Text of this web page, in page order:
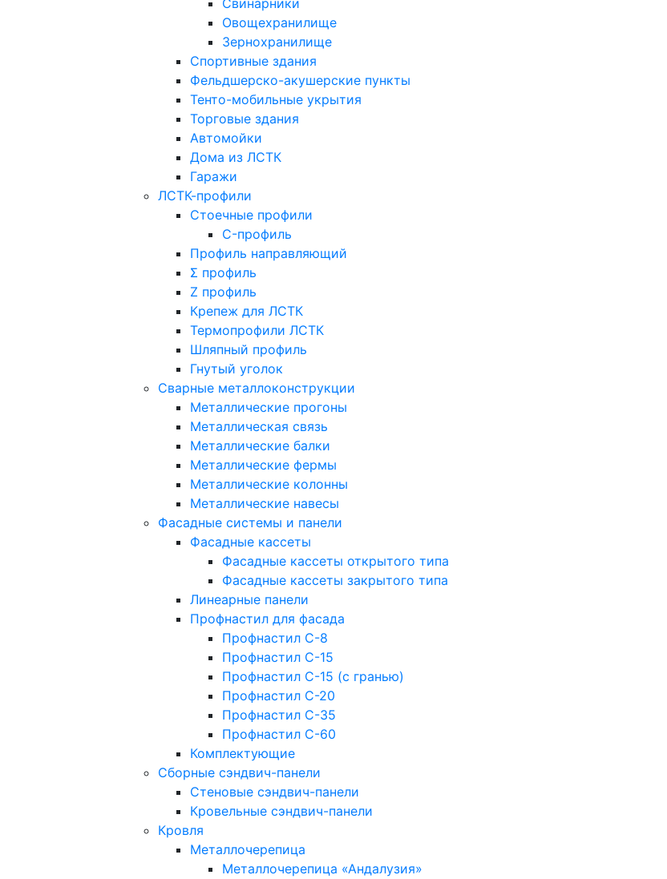
Свинарники
Овощехранилище
Зернохранилище
Спортивные здания
Фельдшерско-акушерские пункты
Тенто-мобильные укрытия
Торговые здания
Автомойки
Дома из ЛСТК
Гаражи
ЛСТК-профили
Стоечные профили
C-профиль
Профиль направляющий
Σ профиль
Z профиль
Крепеж для ЛСТК
Термопрофили ЛСТК
Шляпный профиль
Гнутый уголок
Сварные металлоконструкции
Металлические прогоны
Металлическая связь
Металлические балки
Металлические фермы
Металлические колонны
Металлические навесы
Фасадные системы и панели
Фасадные кассеты
Фасадные кассеты открытого типа
Фасадные кассеты закрытого типа
Линеарные панели
Профнастил для фасада
Профнастил С-8
Профнастил С-15
Профнастил С-15 (с гранью)
Профнастил С-20
Профнастил С-35
Профнастил С-60
Комплектующие
Сборные сэндвич-панели
Стеновые сэндвич-панели
Кровельные сэндвич-панели
Кровля
Металлочерепица
Металлочерепица «Андалузия»